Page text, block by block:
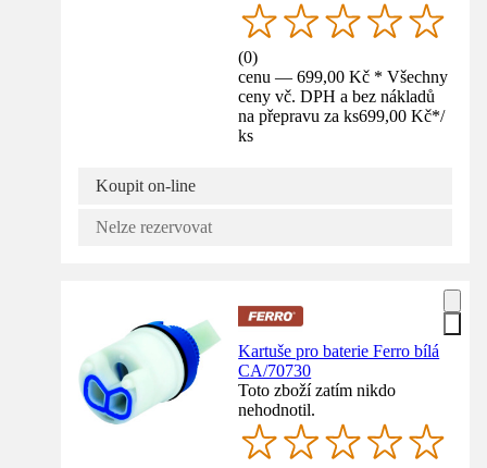
(0)
cenu — 699,00 Kč * Všechny
ceny vč. DPH a bez nákladů
na přepravu za ks699,00 Kč*/
ks
Koupit on-line
Nelze rezervovat
Kartuše pro baterie Ferro bílá
CA/70730
Toto zboží zatím nikdo
nehodnotil.